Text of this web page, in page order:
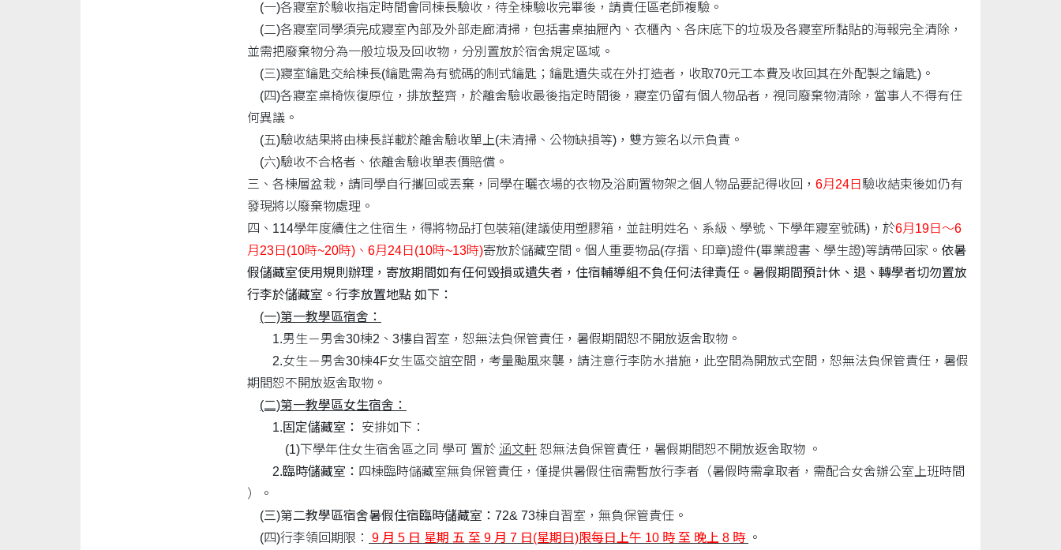
(一)各寢室於驗收指定時間會同棟長驗收，待全棟驗收完畢後，請責任區老師複驗。
(二)各寢室同學須完成寢室內部及外部走廊清掃，包括書桌抽屜內、衣櫃內、各床底下的垃圾及各寢室所黏貼的海報完全清除，
並需把廢棄物分為一般垃圾及回收物，分別置放於宿舍規定區域。
(三)寢室鑰匙交給棟長(鑰匙需為有號碼的制式鑰匙；鑰匙遺失或在外打造者，收取70元工本費及收回其在外配製之鑰匙)。
(四)各寢室桌椅恢復原位，排放整齊，於離舍驗收最後指定時間後，寢室仍留有個人物品者，視同廢棄物清除，當事人不得有任
何異議。
(五)驗收結果將由棟長詳載於離舍驗收單上(未清掃、公物缺損等)，雙方簽名以示負責。
(六)驗收不合格者、依離舍驗收單表價賠償。
三、各棟層盆栽，請同學自行攜回或丟棄，同學在曬衣場的衣物及浴廁置物架之個人物品要記得收回， 6月24日 驗收結束後如仍有
發現將以廢棄物處理。
四、114學年度續住之住宿生，得將物品打包裝箱(建議使用塑膠箱，並註明姓名、系級、學號、下學年寢室號碼)，於6月19日～6
月23日(10時~20時)、6月24日(10時~13時)寄放於儲藏空間。個人重要物品(存摺、印章)證件(畢業證書、學生證)等請帶回家。 依暑
假儲藏室使用規則辦理，寄放期間如有任何毀損或遺失者，住宿輔導組不負任何法律責任。暑假期間預計休、退、轉學者切勿置放
行李於儲藏室。行李放置地點 如下：
(一)第一教學區宿舍：
1.男生－男舍30棟2、3樓自習室，恕無法負保管責任，暑假期間恕不開放返舍取物。
2.女生－男舍30棟4F女生區交誼空間，考量颱風來襲，請注意行李防水措施，此空間為開放式空間，恕無法負保管責任，暑假
期間恕不開放返舍取物。
(二)第一教學區女生宿舍：
1.固定儲藏室：
安排如下：
(1)下學年住女生宿舍區之同 學可 置於 涵文軒 恕無法負保管責任，暑假期間恕不開放返舍取物 。
2.臨時儲藏室： 四棟臨時儲藏室無負保管責任，僅提供暑假住宿需暫放行李者（暑假時需拿取者，需配合女舍辦公室上班時間
）。
(三)第二教學區宿舍暑假住宿臨時儲藏室： 72& 73棟自習室，無負保管責任。
(四)行李領回期限：
9 月 5 日 星期 五 至 9 月 7 日(星期日)限每日上午 10 時 至 晚上 8 時 。